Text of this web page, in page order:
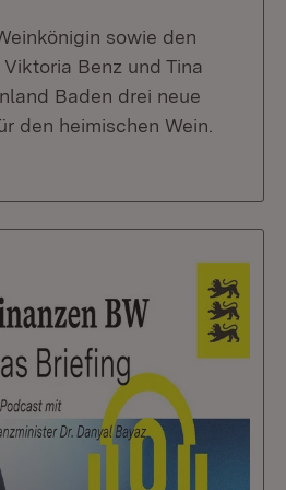
sowie den
Benz und Tina
Baden drei neue
den heimischen Wein.